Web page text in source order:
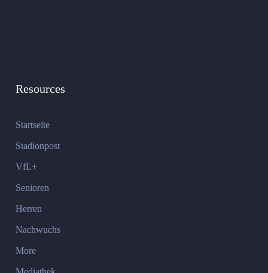
Resources
Startseite
Stadionpost
VfL+
Senioren
Herren
Nachwuchs
More